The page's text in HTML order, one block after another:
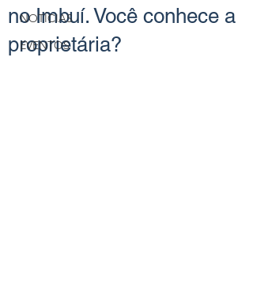
NOTÍCIAS
EVENTOS
no Imbuí. Você conhece a
proprietária?